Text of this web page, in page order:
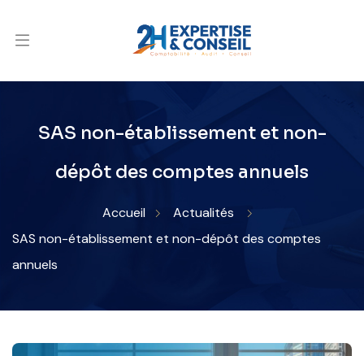
SAS non-établissement et non-
dépôt des comptes annuels
Accueil
Actualités
SAS non-établissement et non-dépôt des comptes
annuels